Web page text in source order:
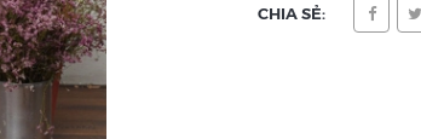
CHIA SẺ: